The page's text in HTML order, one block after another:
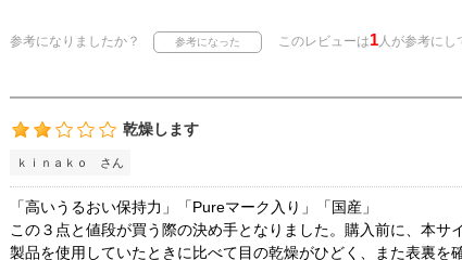
参考になりましたか？ このレビューは1人が参考にし
乾燥します
ｋｉｎａｋｏ さん
「高いうるおい保持力」「Pureマーク入り」「国産」
この３点と値段が買う際の決め手となりました。購入前に、本
製品を使用していたときに比べて目の乾燥がひどく、また表裏